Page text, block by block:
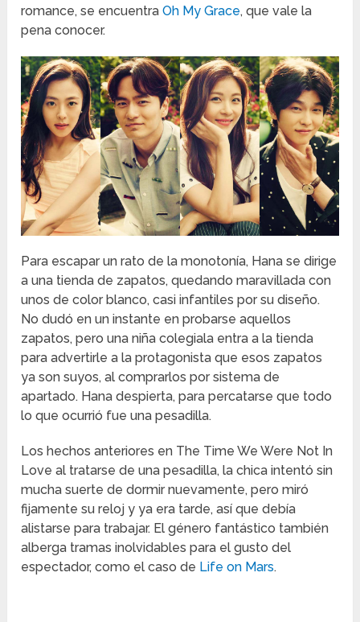
romance, se encuentraOh My Grace, que vale la
pena conocer.
Para escapar un rato de la monotonía, Hana se dirige
a una tienda de zapatos, quedando maravillada con
unos de color blanco, casi infantiles por su diseño.
No dudó en un instante en probarse aquellos
zapatos, pero una niña colegiala entra a la tienda
para advertirle a la protagonista que esos zapatos
ya son suyos, al comprarlos por sistema de
apartado. Hana despierta, para percatarse que todo
lo que ocurrió fue una pesadilla.
Los hechos anteriores en The Time We Were Not In
Love al tratarse de una pesadilla, la chica intentó sin
mucha suerte de dormir nuevamente, pero miró
fijamente su reloj y ya era tarde, así que debía
alistarse para trabajar. El género fantástico también
alberga tramas inolvidables para el gusto del
espectador, como el caso de Life on Mars.